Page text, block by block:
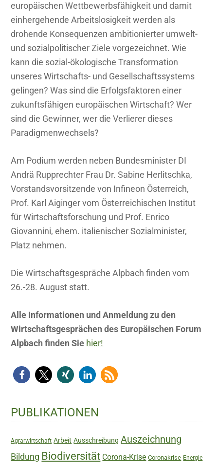
europäischen Wettbewerbsfähigkeit und damit
einhergehende Arbeitslosigkeit werden als
drohende Konsequenzen ambitionierter umwelt-
und sozialpolitischer Ziele vorgezeichnet. Wie
kann die sozial-ökologische Transformation
unseres Wirtschafts- und Gesellschaftssystems
gelingen? Was sind die Erfolgsfaktoren einer
zukunftsfähigen europäischen Wirtschaft? Wer
sind die Gewinner, wer die Verlierer dieses
Paradigmenwechsels?
Am Podium werden neben Bundesminister DI
Andrä Rupprechter Frau Dr. Sabine Herlitschka,
Vorstandsvorsitzende von Infineon Österreich,
Prof. Karl Aiginger vom Österreichischen Institut
für Wirtschaftsforschung und Prof. Enrico
Giovannini, ehem. italienischer Sozialminister,
Platz nehmen.
Die Wirtschaftsgespräche Alpbach finden vom
26.-28. August statt.
Alle Informationen und Anmeldung zu den
Wirtschaftsgesprächen des Europäischen Forum
Alpbach finden Sie hier!
Haupt-
Sidebar
PUBLIKATIONEN
Agrarwirtschaft Arbeit Ausschreibung Auszeichnung
Bildung Biodiversität Corona-Krise Coronakrise Energie